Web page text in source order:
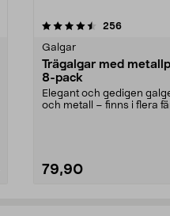
256recensioner
Galgar
Trägalgar med
8-pack
Elegant och gedigen
och metall – finns i flera
79,90
4.0av 5 stjärnor